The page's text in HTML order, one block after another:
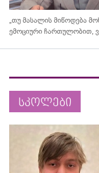
„თუ მასალის მიწოდება
ემოციური ჩართულობით,
სკოლები